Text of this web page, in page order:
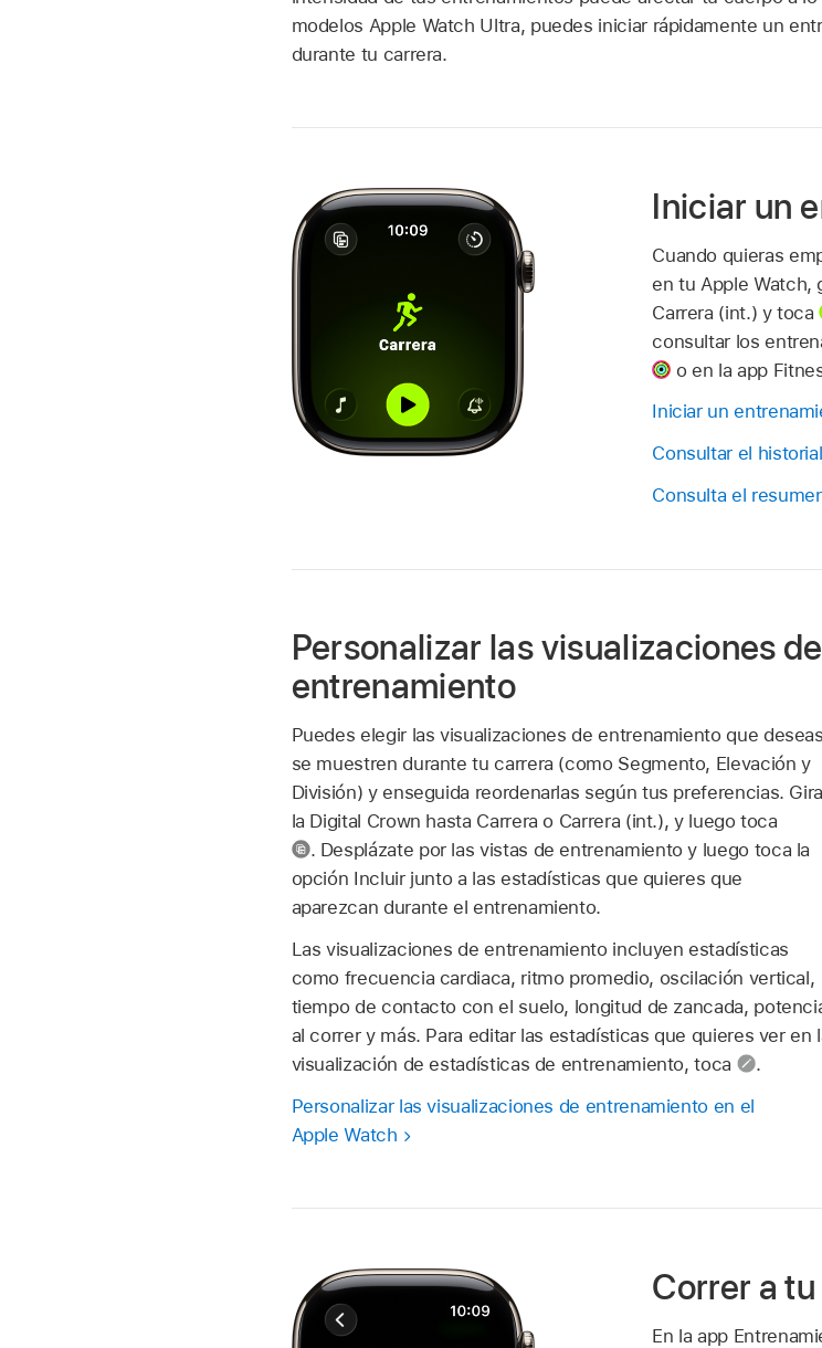
modelos Apple Watch Ultra, puedes iniciar rápidamente un
durante tu carrera.
Iniciar un
Cuando quieras
en tu Apple Watch,
Carrera (int.) y toca
consultar los
o en la app
Iniciar un
Consultar el
Consulta el
Personalizar las visualizaciones de
entrenamiento
Puedes elegir las visualizaciones de entrenamiento que deseas
se muestren durante tu carrera (como Segmento, Elevación y
División) y enseguida reordenarlas según tus preferencias. Gira
la Digital Crown hasta Carrera o Carrera (int.), y luego toca
. Desplázate por las vistas de entrenamiento y luego toca la
opción Incluir junto a las estadísticas que quieres que
aparezcan durante el entrenamiento.
Las visualizaciones de entrenamiento incluyen estadísticas
como frecuencia cardiaca, ritmo promedio, oscilación vertical,
tiempo de contacto con el suelo, longitud de zancada,
al correr y más. Para editar las estadísticas que quieres ver en
visualización de estadísticas de entrenamiento, toca
.
Personalizar las visualizaciones de entrenamiento en el
Apple Watch
Correr a
En la app